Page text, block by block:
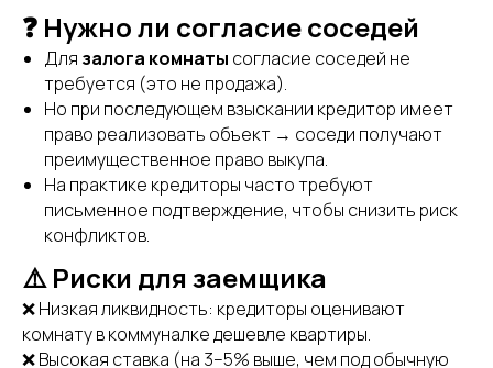
❓ Нужно ли согласие соседей
Для залога комнаты согласие соседей не
требуется (это не продажа).
Но при последующем взыскании кредитор имеет
право реализовать объект → соседи получают
преимущественное право выкупа.
На практике кредиторы часто требуют
письменное подтверждение, чтобы снизить риск
конфликтов.
⚠️ Риски для заемщика
❌ Низкая ликвидность: кредиторы оценивают
комнату в коммуналке дешевле квартиры.
❌ Высокая ставка (на 3–5% выше, чем под обычную